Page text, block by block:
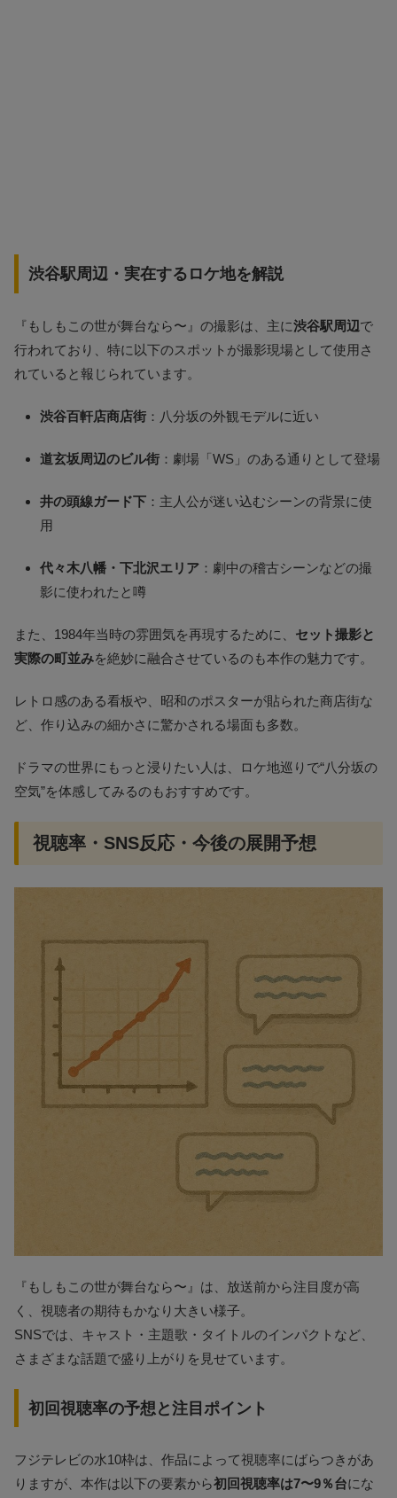
渋谷駅周辺・実在するロケ地を解説
『もしもこの世が舞台なら〜』の撮影は、主に渋谷駅周辺 で
行われており、特に以下のスポットが撮影現場として使用さ
れていると報じられています。
渋谷百軒店商店街 ：八分坂の外観モデルに近い
道玄坂周辺のビル街 ：劇場「WS」のある通りとして登場
井の頭線ガード下 ：主人公が迷い込むシーンの背景に使
用
代々木八幡・下北沢エリア ：劇中の稽古シーンなどの撮
影に使われたと噂
また、1984年当時の雰囲気を再現するために、 セット撮影と
実際の町並みを絶妙に融合させているのも本作の魅力です。
レトロ感のある看板や、昭和のポスターが貼られた商店街な
ど、作り込みの細かさに驚かされる場面も多数。
ドラマの世界にもっと浸りたい人は、ロケ地巡りで“八分坂の
空気”を体感してみるのもおすすめです。
視聴率・SNS反応・今後の展開予想
『もしもこの世が舞台なら〜』は、放送前から注目度が高
く、視聴者の期待もかなり大きい様子。
SNSでは、キャスト・主題歌・タイトルのインパクトなど、
さまざまな話題で盛り上がりを見せています。
初回視聴率の予想と注目ポイント
フジテレビの水10枠は、作品によって視聴率にばらつきがあ
りますが、本作は以下の要素から初回視聴率は7〜9％台にな